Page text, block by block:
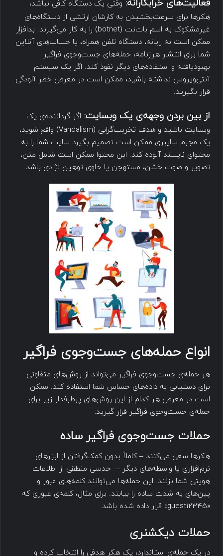
فعالیت‌های خرابکارانه: وقتی یک دستگاه کافی نباشد،
هکرها برای سرعت‌بخشیدن به کارشان ارتشی از دستگاه‌های
غیرمشکوک به اسم بات‌نت (botnet) را به کار می‌گیرند. بدافزار
ممکن است به رایانه، دستگاه تلفن همراه، یا حساب‌های آنلاین
شما برای انتشار هرزنامه، حمله‌های جست‌وجوی فراگیر
بهبودیافته و استفاده‌های دیگر نفوذ کند. اگر یک سیستم
آنتی‌ویروس نداشته باشید، ممکن است در معرض خطر آلودگی
قرار بگیرید.
از بین بردن وجهه‌ی یک وبسایت: اگر گرداننده‌ی یک
وبسایت باشید و هدف تخریب‌گرایی (Vandalism) واقع شوید،
یک مجرم سایبری ممکن است تصمیم بگیرد سایت شما را به
محتوای ناپسند آلوده کند. این محتوا ممکن است شامل متن،
تصویر و صوت خشن، مستهجن یا حاوی توهین نژادی باشد.
انواع حمله‌های جست‌وجوی فراگیر
هر حمله‌ی جست‌وجوی فراگیر می‌تواند از روش‌های متفاوتی
برای دستیابی به داده‌های حساس شما استفاده کند. ممکن
است در معرض هر کدام از این روش‌های پرطرفدار زیر برای
حمله‌ی جست‌وجوی فراگیر قرار گیرید:
حملات جست‌وجوی فراگیر ساده
هکرها سعی می‌کنند – کاملاً بدون کمک‌گرفتن از ابزارهای
نرم‌افزاری یا واسطه‌های دیگر – حدسی منطقی از اطلاعات
هویتی شما بزنند. این حمله‌ها می‌توانند کلمه‌های عبور و
پین‌های به شدت ساده را بیابند. برای مثال، کلمه‌ی عبوری که
«guest12345» قرار داده شده باشد.
حملات دیکشنری
در یک حمله‌ی استاندارد، یک هکر هدفی را انتخاب کرده و